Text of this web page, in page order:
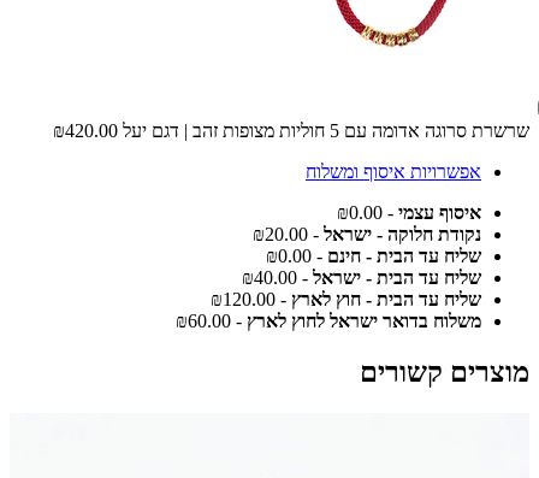
שרשרת סרוגה אדומה עם 5 חוליות מצופות זהב | דגם יעל
₪420.00
אפשרויות איסוף ומשלוח
איסוף עצמי - ₪0.00
נקודת חלוקה - ישראל - ₪20.00
שליח עד הבית - חינם - ₪0.00
שליח עד הבית - ישראל - ₪40.00
שליח עד הבית - חוץ לארץ - ₪120.00
משלוח בדואר ישראל לחוץ לארץ - ₪60.00
מוצרים קשורים